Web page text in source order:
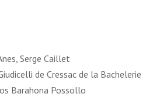
Serge Caillet
de Cressac de la Bachelerie
Barahona Possollo